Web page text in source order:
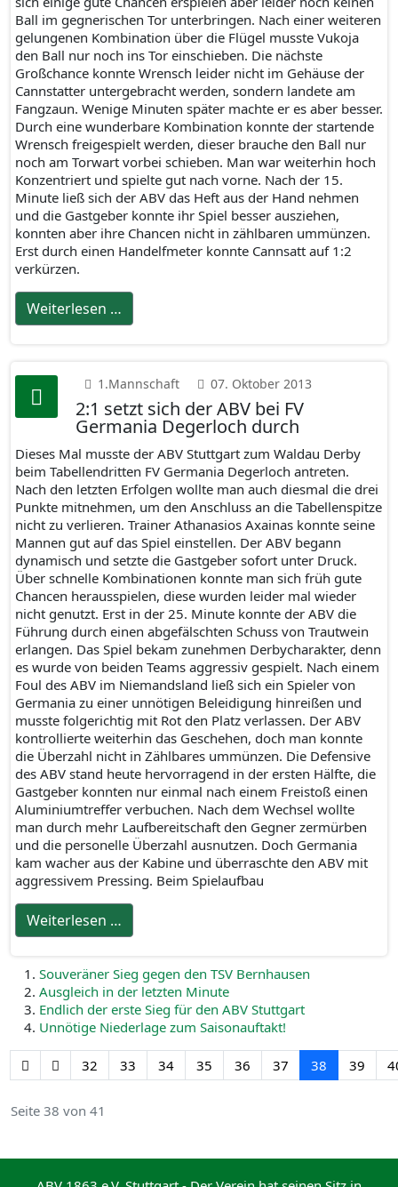
Ball im gegnerischen Tor unterbringen. Nach einer weiteren
gelungenen Kombination über die Flügel musste Vukoja
den Ball nur noch ins Tor einschieben. Die nächste
Großchance konnte Wrensch leider nicht im Gehäuse der
Cannstatter untergebracht werden, sondern landete am
Fangzaun. Wenige Minuten später machte er es aber besser.
Durch eine wunderbare Kombination konnte der startende
Wrensch freigespielt werden, dieser brauche den Ball nur
noch am Torwart vorbei schieben. Man war weiterhin hoch
Konzentriert und spielte gut nach vorne. Nach der 15.
Minute ließ sich der ABV das Heft aus der Hand nehmen
und die Gastgeber konnte ihr Spiel besser ausziehen,
konnten aber ihre Chancen nicht in zählbaren ummünzen.
Erst durch einen Handelfmeter konnte Cannsatt auf 1:2
verkürzen.
Weiterlesen …
1.Mannschaft 07. Oktober 2013
2:1 setzt sich der ABV bei FV
Germania Degerloch durch
Dieses Mal musste der ABV Stuttgart zum Waldau Derby
beim Tabellendritten FV Germania Degerloch antreten.
Nach den letzten Erfolgen wollte man auch diesmal die drei
Punkte mitnehmen, um den Anschluss an die Tabellenspitze
nicht zu verlieren. Trainer Athanasios Axainas konnte seine
Mannen gut auf das Spiel einstellen. Der ABV begann
dynamisch und setzte die Gastgeber sofort unter Druck.
Über schnelle Kombinationen konnte man sich früh gute
Chancen herausspielen, diese wurden leider mal wieder
nicht genutzt. Erst in der 25. Minute konnte der ABV die
Führung durch einen abgefälschten Schuss von Trautwein
erlangen. Das Spiel bekam zunehmen Derbycharakter, denn
es wurde von beiden Teams aggressiv gespielt. Nach einem
Foul des ABV im Niemandsland ließ sich ein Spieler von
Germania zu einer unnötigen Beleidigung hinreißen und
musste folgerichtig mit Rot den Platz verlassen. Der ABV
kontrollierte weiterhin das Geschehen, doch man konnte
die Überzahl nicht in Zählbares ummünzen. Die Defensive
des ABV stand heute hervorragend in der ersten Hälfte, die
Gastgeber konnten nur einmal nach einem Freistoß einen
Aluminiumtreffer verbuchen. Nach dem Wechsel wollte
man durch mehr Laufbereitschaft den Gegner zermürben
und die personelle Überzahl ausnutzen. Doch Germania
kam wacher aus der Kabine und überraschte den ABV mit
aggressivem Pressing. Beim Spielaufbau
Weiterlesen …
Souveräner Sieg gegen den TSV Bernhausen
Ausgleich in der letzten Minute
Endlich der erste Sieg für den ABV Stuttgart
Unnötige Niederlage zum Saisonauftakt!
32 33 34 35 36 37 38 39
Seite 38 von 41